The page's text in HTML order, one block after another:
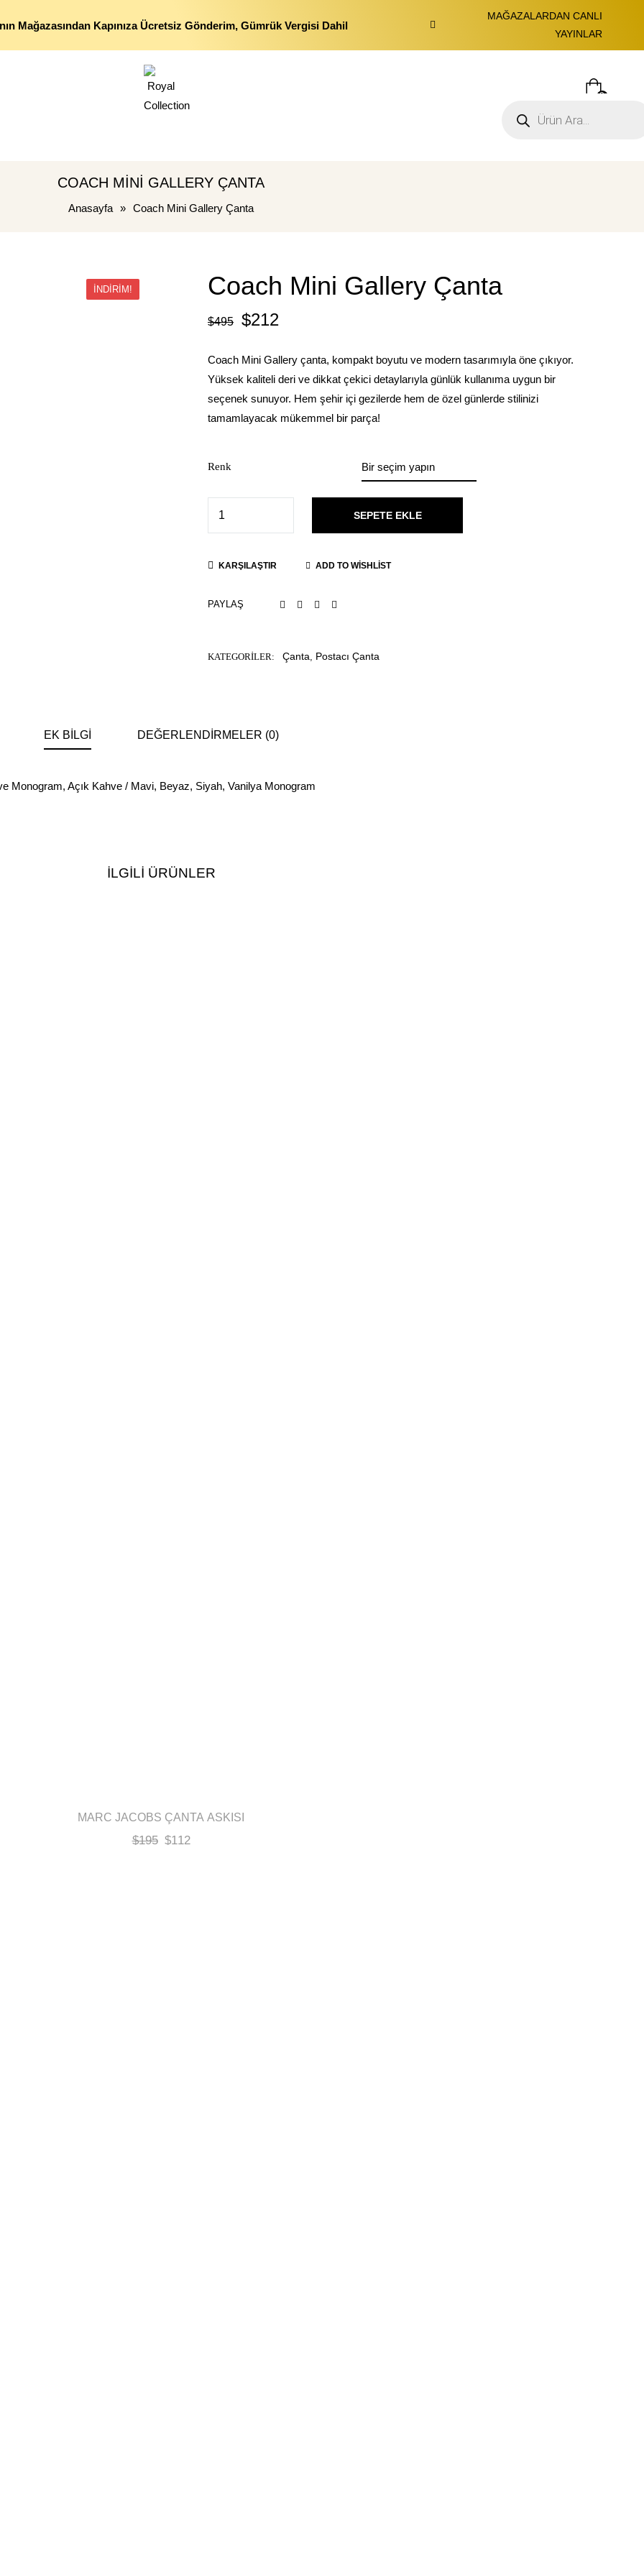
Mağazasından Kapınıza Ücretsiz Gönderim, Gümrük Vergisi Dahil
MAĞAZALARDAN CANLI
YAYINLAR
0
COACH MINI GALLERY ÇANTA
Anasayfa » Coach Mini Gallery Çanta
İNDIRIM! Coach Mini Gallery Çanta
$495 $212
Coach Mini Gallery çanta, kompakt boyutu ve modern tasarımıyla öne çıkıyor.
Yüksek kaliteli deri ve dikkat çekici detaylarıyla günlük kullanıma uygun bir
seçenek sunuyor. Hem şehir içi gezilerde hem de özel günlerde stilinizi
tamamlayacak mükemmel bir parça!
Renk
SEPETE EKLE
KARŞILAŞTIR ADD TO WISHLIST
PAYLAŞ
KATEGORILER: Çanta, Postacı Çanta
EK BILGI DEĞERLENDIRMELER (0)
Monogram, Açık Kahve / Mavi, Beyaz, Siyah, Vanilya Monogram
İLGILI ÜRÜNLER
MARC JACOBS ÇANTA ASKISI
$195 $112